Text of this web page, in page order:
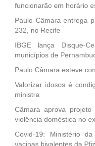
funcionarão em horário
Paulo Câmara entrega
232, no Recife
IBGE lança Disque-
municípios de
Paulo Câmara esteve
Valorizar idosos é
ministra
Câmara aprova
violência doméstica no
Covid-19: Ministério
vacinas bivalentes da